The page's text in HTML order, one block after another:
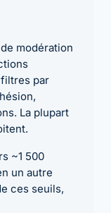
modération
par
La plupart
~1 500
un autre
ces seuils,